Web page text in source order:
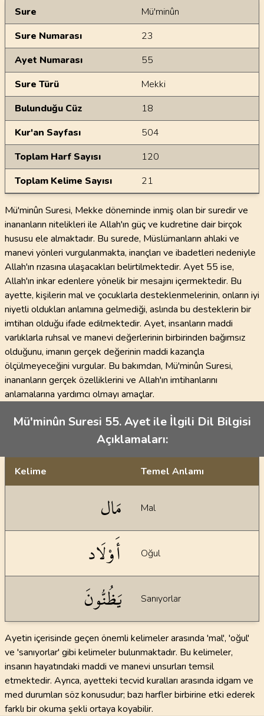
Genel Bilgiler
Sure
Mü'minûn
Sure Numarası
23
Ayet Numarası
55
Sure Türü
Mekki
Bulunduğu Cüz
18
Kur'an Sayfası
504
Toplam Harf Sayısı
120
Toplam Kelime Sayısı
21
Mü'minûn Suresi, Mekke döneminde inmiş olan bir suredir ve
inananların nitelikleri ile Allah'ın güç ve kudretine dair birçok
hususu ele almaktadır. Bu surede, Müslümanların ahlaki ve
manevi yönleri vurgulanmakta, inançları ve ibadetleri nedeniyle
Allah'ın rızasına ulaşacakları belirtilmektedir. Ayet 55 ise,
Allah'ın inkar edenlere yönelik bir mesajını içermektedir. Bu
ayette, kişilerin mal ve çocuklarla desteklenmelerinin, onların iyi
niyetli oldukları anlamına gelmediği, aslında bu desteklerin bir
imtihan olduğu ifade edilmektedir. Ayet, insanların maddi
varlıklarla ruhsal ve manevi değerlerinin birbirinden bağımsız
olduğunu, imanın gerçek değerinin maddi kazançla
ölçülmeyeceğini vurgular. Bu bakımdan, Mü'minûn Suresi,
inananların gerçek özelliklerini ve Allah'ın imtihanlarını
anlamalarına yardımcı olmayı amaçlar.
Mü'minûn Suresi 55. Ayet ile İlgili Dil Bilgisi
Açıklamaları:
Kelime Temel Anlamı
مَال Mal
أَوْلَاد Oğul
يَظُنُّونَ Sanıyorlar
Ayetin içerisinde geçen önemli kelimeler arasında 'mal', 'oğul'
ve 'sanıyorlar' gibi kelimeler bulunmaktadır. Bu kelimeler,
insanın hayatındaki maddi ve manevi unsurları temsil
etmektedir. Ayrıca, ayetteki tecvid kuralları arasında idgam ve
med durumları söz konusudur; bazı harfler birbirine etki ederek
farklı bir okuma şekli ortaya koyabilir.